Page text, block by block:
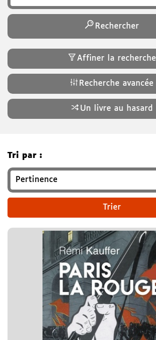
Rechercher
Affiner la recherche
Recherche avancée
Un livre au hasard
Tri par :